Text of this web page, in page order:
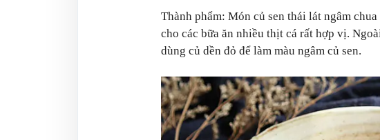
Thành phẩm: Món củ sen thái lát ngâm
cho các bữa ăn nhiều thịt cá rất hợp vị.
dùng củ dền đỏ để làm màu ngâm củ sen.